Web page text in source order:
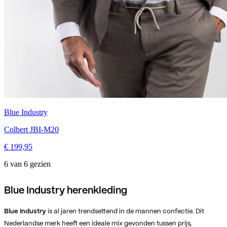
Blue Industry
Colbert JBI-M20
€ 199,95
6 van 6 gezien
Blue Industry herenkleding
Blue Industry is al jaren trendsettend in de mannen confectie. Dit
Nederlandse merk heeft een ideale mix gevonden tussen prijs,